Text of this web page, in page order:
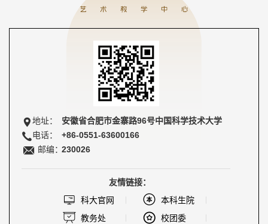
地址：
安徽省合肥市金寨路96号中国科学技术大学
电话：
+86-0551-63600166
邮编：230026
友情链接：
科大官网
本科生院
教务处
校团委